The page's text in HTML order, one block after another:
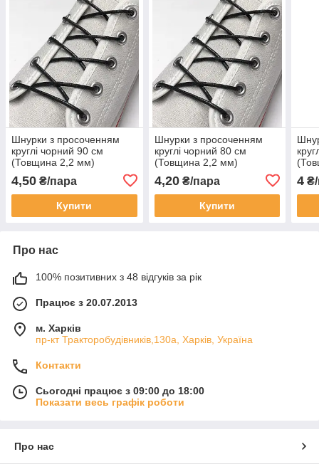
Шнурки з просоченням
круглі чорний 90 см
(Товщина 2,2 мм)
4,50 ₴/пара
Купити
Шнурки з просоченням
круглі чорний 80 см
(Товщина 2,2 мм)
4,20₴/пара
Купити
4
Про нас
100% позитивних з 48 відгуків за рік
Працює з 20.07.2013
м. Харків
пр-кт Тракторобудівників,130а, Харків, Україна
Контакти
Сьогодні працює з 09:00 до 18:00
Показати весь графік роботи
Про нас